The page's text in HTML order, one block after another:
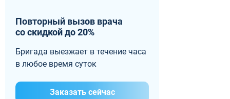
Повторный вызов врача
со скидкой до 20%
Бригада выезжает в течение часа
в любое время суток
Заказать сейчас